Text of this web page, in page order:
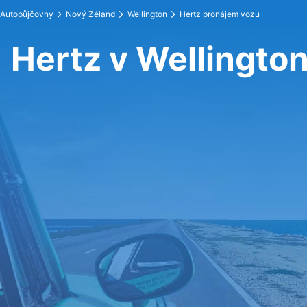
Autopůjčovny Nový Zéland Wellington Hertz pronájem vozu
Hertz v